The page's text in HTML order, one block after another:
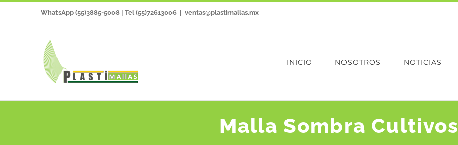
al
WhatsApp (55)3885-5008 | Tel (55)72613006 ventas@plastimallas.mx
INICIO NOSOTROS NOTICIAS
Malla Sombra Cultivos